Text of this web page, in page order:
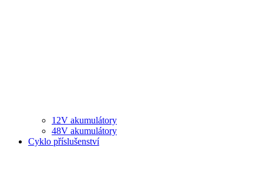
12V akumulátory
48V akumulátory
Cyklo příslušenství